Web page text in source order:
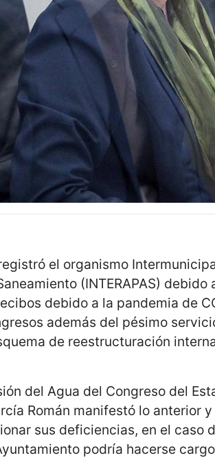
el organismo
(INTERAPAS) debido
debido a la pandemia de
además del pésimo
de reestructuración
del Agua del Congreso del
Román manifestó lo anterior
sus deficiencias, en el caso
podría hacerse